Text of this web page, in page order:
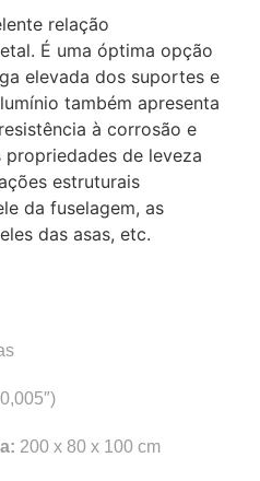
relação
É uma óptima opção
elevada dos suportes e
também apresenta
à corrosão e
propriedades de leveza
estruturais
da fuselagem, as
das asas, etc.
200 x 80 x 100 cm